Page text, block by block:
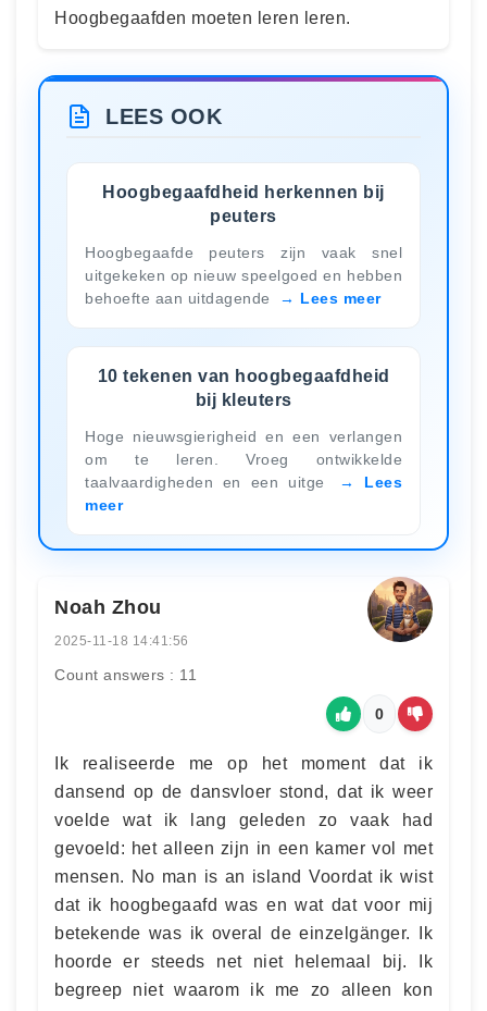
Hoogbegaafden moeten leren leren.
LEES OOK
Hoogbegaafdheid herkennen bij
peuters
Hoogbegaafde peuters zijn vaak snel
uitgekeken op nieuw speelgoed en hebben
behoefte aan uitdagende
Lees meer
10 tekenen van hoogbegaafdheid
bij kleuters
Hoge nieuwsgierigheid en een verlangen
om te leren. Vroeg ontwikkelde
taalvaardigheden en een uitge
Lees
meer
Noah Zhou
2025-11-18 14:41:56
Count answers : 11
0
Ik realiseerde me op het moment dat ik
dansend op de dansvloer stond, dat ik weer
voelde wat ik lang geleden zo vaak had
gevoeld: het alleen zijn in een kamer vol met
mensen. No man is an island Voordat ik wist
dat ik hoogbegaafd was en wat dat voor mij
betekende was ik overal de einzelgänger. Ik
hoorde er steeds net niet helemaal bij. Ik
begreep niet waarom ik me zo alleen kon